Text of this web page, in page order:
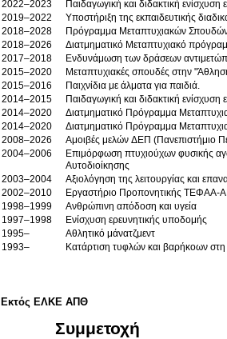
2022–2023
Παιδαγωγική και διδακτική
2019–2022
Υποστήριξη της εκπαιδευτικής
2018–2028
Πρόγραμμα Μεταπτυχιακών
2018–2026
Διατμηματικό Μεταπτυχιακό
2017–2018
Ενδυνάμωση των δράσεων
2015–2020
Μεταπτυχιακές σπουδές στην
2015–2016
Παιχνίδια με άλματα για παιδιά.
2014–2015
Παιδαγωγική και διδακτική
2014–2020
Διατμηματικό Πρόγραμμα
2014–2020
Διατμηματικό Πρόγραμμα
2008–2026
Αμοιβές μελών ΔΕΠ (Πανεπιστήμιο
2004–2006
Επιμόρφωση πτυχιούχων φυσικής
Αυτοδιοίκησης
2003–2004
Αξιολόγηση της λειτουργίας και
2002–2010
Εργαστήριο Προπονητικής ΤΕΦΑΑ-
1998–1999
Ανθρώπινη απόδοση και υγεία
1997–1998
Ενίσχυση ερευνητικής υποδομής
1995–
Αθλητικό μάνατζμεντ
1993–
Κατάρτιση τυφλών και βαρήκοων στη
Εκτός ΕΛΚΕ ΑΠΘ
Συμμετοχή